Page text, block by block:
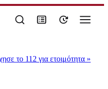
το 112 για ετοιμότητα »